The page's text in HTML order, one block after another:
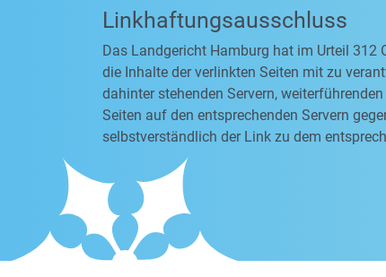
Linkhaftungsausschluss
Das Landgericht Hamburg hat im Urteil 312
die Inhalte der verlinkten Seiten mit zu
dahinter stehenden Servern,
Seiten auf den entsprechenden Servern
selbstverständlich der Link zu dem